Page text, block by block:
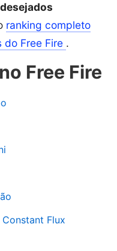
ranking completo
do Free Fire .
Free Fire
Flux